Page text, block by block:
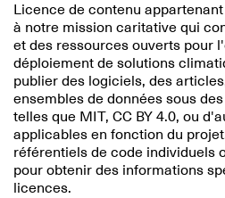
Licence de contenu
à notre mission caritative qui
et des ressources ouverts pour
déploiement de solutions
publier des logiciels, des
ensembles de données sous
telles que MIT, CC BY 4.0, ou
applicables en fonction du
référentiels de code individuels
pour obtenir des informations
licences.